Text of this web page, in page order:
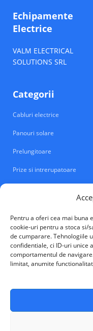
Pentru a oferi cea mai buna
cookie-uri pentru a stoca si/
de cumparare. Tehnologiile
confidentiale, ci ID-uri unice
comportamentul de
limitat, anumite
Echipamente
Electrice
VALM ELECTRICAL
SOLUTIONS SRL
Categorii
Cabluri electrice
Panouri solare
Prelungitoare
Prize si intrerupatoare
VALM